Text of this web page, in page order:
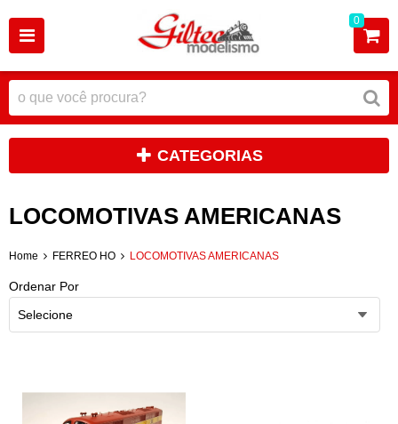
0
CATEGORIAS
LOCOMOTIVAS AMERICANAS
Home FERREO HO LOCOMOTIVAS AMERICANAS
Ordenar Por
Selecione